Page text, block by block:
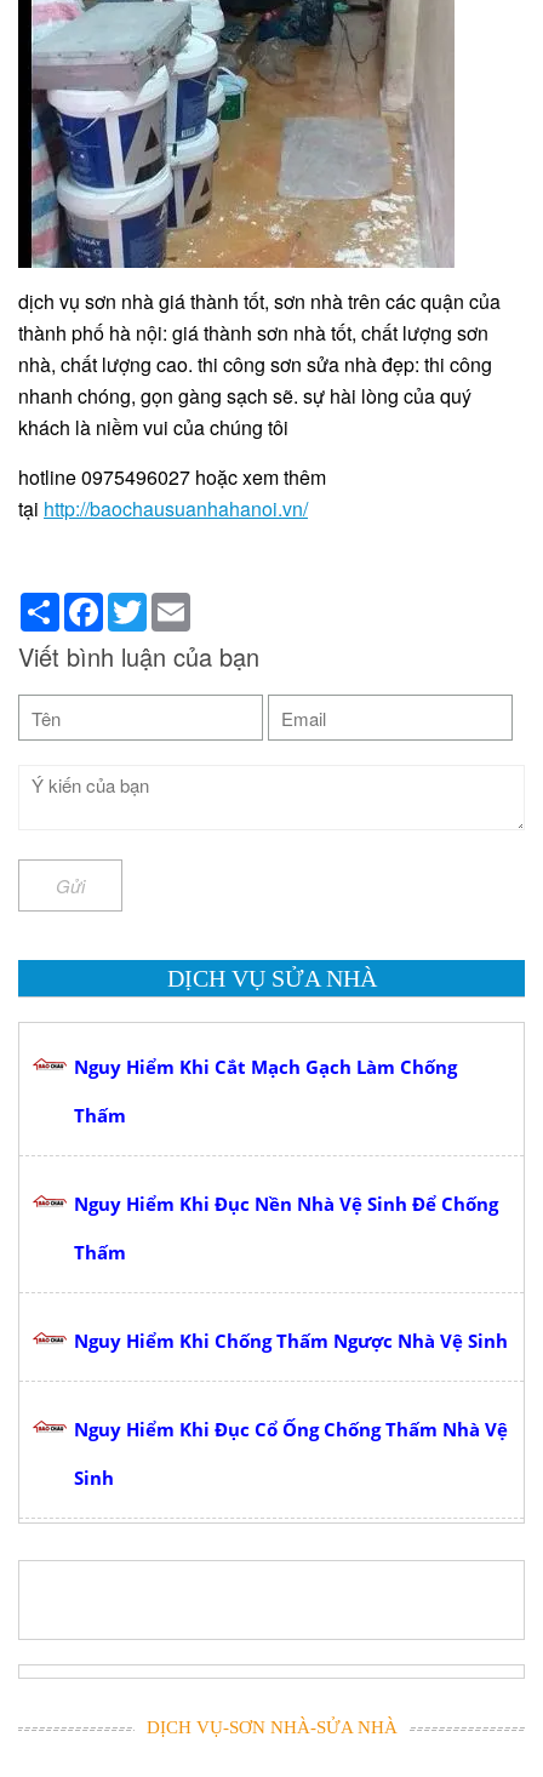
dịch vụ sơn nhà giá thành tốt, sơn nhà trên các quận của
thành phố hà nội: giá thành sơn nhà tốt, chất lượng sơn
nhà, chất lượng cao. thi công sơn sửa nhà đẹp: thi công
nhanh chóng, gọn gàng sạch sẽ. sự hài lòng của quý
khách là niềm vui của chúng tôi
hotline 0975496027 hoặc xem thêm
tại http://baochausuanhahanoi.vn/
ShareFacebook
Twitter
Viết bình luận của bạn
Gửi
DỊCH VỤ SỬA NHÀ
Nguy Hiểm Khi Cắt Mạch Gạch Làm Chống
Thấm
Nguy Hiểm Khi Đục Nền Nhà Vệ Sinh Để Chống
Thấm
Nguy Hiểm Khi Chống Thấm Ngược Nhà Vệ Sinh
Nguy Hiểm Khi Đục Cổ Ống Chống Thấm Nhà Vệ
Sinh
DỊCH VỤ-SƠN NHÀ-SỬA NHÀ